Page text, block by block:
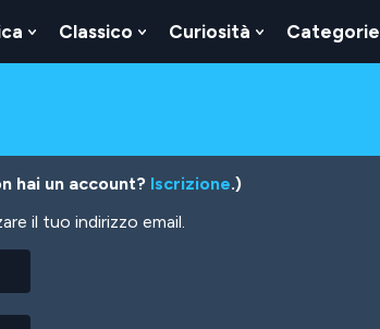
Show
Submenu
Classico
Show
Submenu
Curiosità
Show
Submenu
Categorie
hai un account? Iscrizione.)
il tuo indirizzo email.